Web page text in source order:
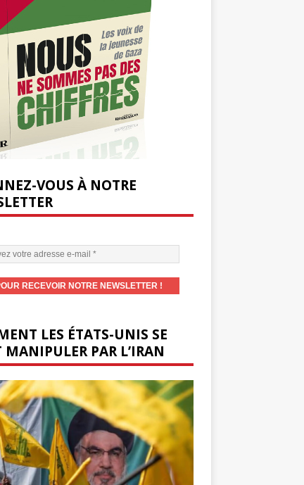
VOUS À NOTRE
LES ÉTATS-UNIS SE
MANIPULER PAR L’IRAN